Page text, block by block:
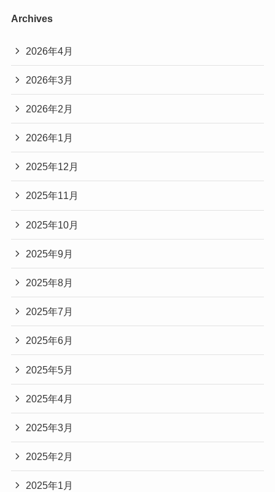
Archives
2026年4月
2026年3月
2026年2月
2026年1月
2025年12月
2025年11月
2025年10月
2025年9月
2025年8月
2025年7月
2025年6月
2025年5月
2025年4月
2025年3月
2025年2月
2025年1月